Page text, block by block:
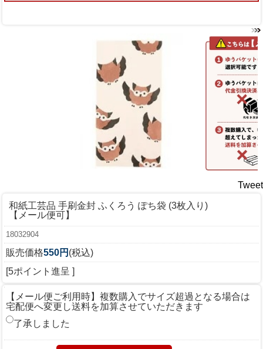
Tweet
和紙工芸品 手刷金封 ふくろう ぽち袋 (3枚入り)
【メール便可】
18032904
販売価格550円 (税込)
[5ポイント進呈 ]
【メール便ご利用時】複数購入でサイズ超過となる場合は
宅配便へ変更し送料を加算させていただきます
了承しました